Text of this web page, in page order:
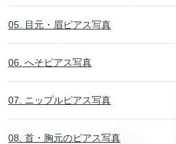
05. 目元・眉ピアス写真
06. へそピアス写真
07. ニップルピアス写真
08. 首・胸元のピアス写真